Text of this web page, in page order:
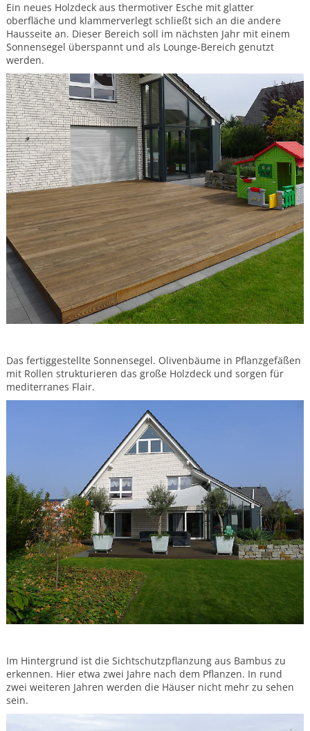
Ein neues Holzdeck aus thermotiver Esche mit glatter
oberfläche und klammerverlegt schließt sich an die andere
Hausseite an. Dieser Bereich soll im nächsten Jahr mit einem
Sonnensegel überspannt und als Lounge-Bereich genutzt
werden.
Das fertiggestellte Sonnensegel. Olivenbäume in Pflanzgefäßen
mit Rollen strukturieren das große Holzdeck und sorgen für
mediterranes Flair.
Im Hintergrund ist die Sichtschutzpflanzung aus Bambus zu
erkennen. Hier etwa zwei Jahre nach dem Pflanzen. In rund
zwei weiteren Jahren werden die Häuser nicht mehr zu sehen
sein.